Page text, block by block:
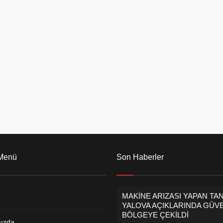
Son Haberler
MAKİNE ARIZASI YAPAN
YALOVA AÇIKLARINDA
BÖLGEYE ÇEKİLDİ